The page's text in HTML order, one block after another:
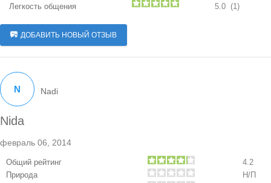
Легкость общения
5.0 (1)
ДОБАВИТЬ НОВЫЙ ОТЗЫВ
Nida
февраль 06, 2014
Общий рейтинг
4.2
Природа
Н/П
N Nadi